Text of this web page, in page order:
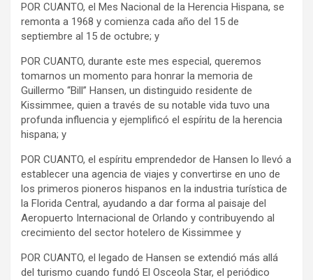
POR CUANTO, el Mes Nacional de la Herencia Hispana, se
remonta a 1968 y comienza cada año del 15 de
septiembre al 15 de octubre; y
POR CUANTO, durante este mes especial, queremos
tomarnos un momento para honrar la memoria de
Guillermo “Bill” Hansen, un distinguido residente de
Kissimmee, quien a través de su notable vida tuvo una
profunda influencia y ejemplificó el espíritu de la herencia
hispana; y
POR CUANTO, el espíritu emprendedor de Hansen lo llevó a
establecer una agencia de viajes y convertirse en uno de
los primeros pioneros hispanos en la industria turística de
la Florida Central, ayudando a dar forma al paisaje del
Aeropuerto Internacional de Orlando y contribuyendo al
crecimiento del sector hotelero de Kissimmee y
POR CUANTO, el legado de Hansen se extendió más allá
del turismo cuando fundó El Osceola Star, el periódico